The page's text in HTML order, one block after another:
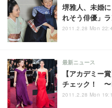
堺雅人、未婚
れそう俳優」
2011.2.28 Mon
【アカデミー
チェック！ 〜
最新ニュース
2011.2.28 Mon